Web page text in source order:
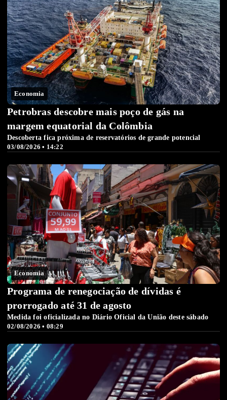
Economia
03/08/2026 • 14:22
Petrobras descobre mais poço de gás na
margem equatorial da Colômbia
Descoberta fica próxima de reservatórios de grande potencial
Economia
02/08/2026 • 08:29
Programa de renegociação de dívidas é
prorrogado até 31 de agosto
Medida foi oficializada no Diário Oficial da União deste sábado